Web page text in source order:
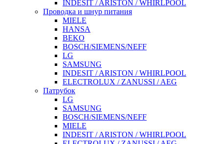
INDESIT / ARISTON / WHIRLPOOL
Проводка и шнур питания
MIELE
HANSA
BEKO
BOSCH/SIEMENS/NEFF
LG
SAMSUNG
INDESIT / ARISTON / WHIRLPOOL
ELECTROLUX / ZANUSSI / AEG
Патрубок
LG
SAMSUNG
BOSCH/SIEMENS/NEFF
MIELE
INDESIT / ARISTON / WHIRLPOOL